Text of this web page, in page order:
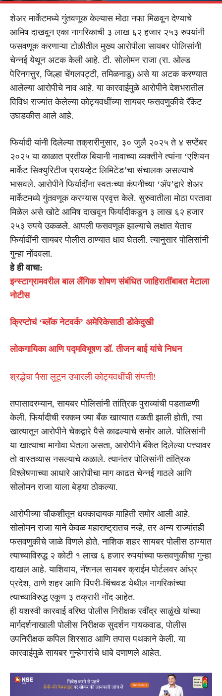
शेअर मार्केटमध्ये गुंतवणूक केल्यास मोठा नफा मिळवून देण्याचे
आमिष दाखवून एका नागरिकाची ३ लाख ६२ हजार २५३ रुपयांनी
फसवणूक करणाऱ्या टोळीतील मुख्य आरोपीला सायबर पोलिसांनी
चेन्नई येथून अटक केली आहे. टी. सोलोमन राजा (रा. ओल्ड
पेरिनगत्तुर, जिल्हा चेंगलपट्टी, तमिळनाडू) असे या अटक करण्यात
आलेल्या आरोपीचे नाव आहे. या कारवाईमुळे आरोपीने देशभरातील
विविध राज्यांत केलेल्या कोट्यवधींच्या सायबर फसवणुकीचे रॅकेट
उघडकीस आले आहे.
फिर्यादी यांनी दिलेल्या तक्रारीनुसार, ३० जुलै २०२५ ते ४ सप्टेंबर
२०२५ या काळात प्रतीक बियानी नावाच्या व्यक्तीने त्यांना ‘एशियन
मार्केट सिक्युरिटीज प्रायव्हेट लिमिटेड’चा संचालक असल्याचे
भासवले. आरोपीने फिर्यादींना स्वतःच्या कंपनीच्या ‘ॲप’द्वारे शेअर
मार्केटमध्ये गुंतवणूक करण्यास प्रवृत्त केले. सुरुवातीला मोठा परतावा
मिळेल असे खोटे आमिष दाखवून फिर्यादीकडून ३ लाख ६२ हजार
२५३ रुपये उकळले. आपली फसवणूक झाल्याचे लक्षात येताच
फिर्यादींनी सायबर पोलीस ठाण्यात धाव घेतली. त्यानुसार पोलिसांनी
गुन्हा नोंदवला.
हे ही वाचा:
इन्स्टाग्रामवरील बाल लैंगिक शोषण संबंधित जाहिरातींबाबत मेटाला
नोटीस
क्रिप्टोचं ‘ब्लॅक नेटवर्क’ अमेरिकेसाठी डोकेदुखी
लोकगायिका आणि पद्मविभूषण डॉ. तीजन बाई यांचे निधन
श्रद्धेचा पैसा लुटून उभारली कोट्यवधींची संपत्ती!
तपासादरम्यान, सायबर पोलिसांनी तांत्रिक पुराव्यांची पडताळणी
केली. फिर्यादीची रक्कम ज्या बँक खात्यात वळती झाली होती, त्या
खात्यातून आरोपीने चेकद्वारे पैसे काढल्याचे समोर आले. पोलिसांनी
या खात्याचा मागोवा घेतला असता, आरोपीने बँकेत दिलेल्या पत्त्यावर
तो वास्तव्यास नसल्याचे कळाले. त्यानंतर पोलिसांनी तांत्रिक
विश्लेषणाच्या आधारे आरोपीचा माग काढत चेन्नई गाठले आणि
सोलोमन राजा याला बेड्या ठोकल्या.
आरोपीच्या चौकशीतून धक्कादायक माहिती समोर आली आहे.
सोलोमन राजा याने केवळ महाराष्ट्रातच नव्हे, तर अन्य राज्यांतही
फसवणुकीचे जाळे विणले होते. नाशिक शहर सायबर पोलीस ठाण्यात
त्याच्याविरुद्ध २ कोटी १ लाख ६ हजार रुपयांच्या फसवणुकीचा गुन्हा
दाखल आहे. याशिवाय, नॅशनल सायबर क्राईम पोर्टलवर आंध्र
प्रदेश, ठाणे शहर आणि पिंपरी-चिंचवड येथील नागरिकांच्या
त्याच्याविरुद्ध एकूण ३ तक्रारी नोंद आहेत.
ही यशस्वी कारवाई वरिष्ठ पोलीस निरीक्षक रवींद्र साळुंखे यांच्या
मार्गदर्शनाखाली पोलीस निरीक्षक सुदर्शन गायकवाड, पोलीस
उपनिरीक्षक कपिल शिरसाठ आणि तपास पथकाने केली. या
कारवाईमुळे सायबर गुन्हेगारांचे धाबे दणाणले आहेत.